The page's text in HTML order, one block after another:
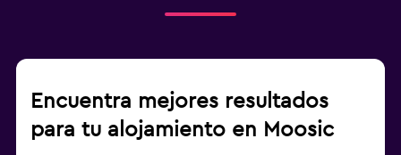
Encuentra mejores resultados
para tu alojamiento en Moosic